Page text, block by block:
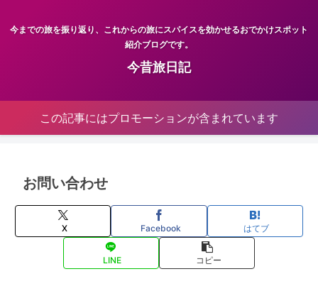
今までの旅を振り返り、これからの旅にスパイスを効かせるおでかけスポット
紹介ブログです。
今昔旅日記
この記事にはプロモーションが含まれています
お問い合わせ
X Facebook はてブ
LINE コピー